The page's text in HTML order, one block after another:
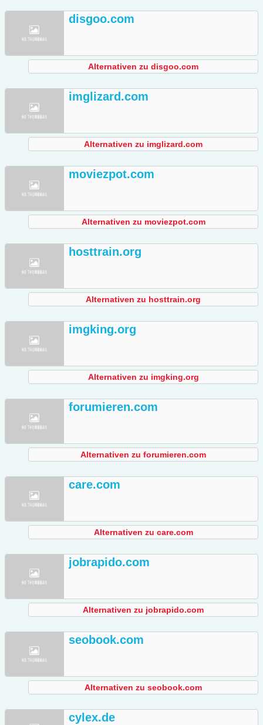
disgoo.com
Alternativen zu disgoo.com
imglizard.com
Alternativen zu imglizard.com
moviezpot.com
Alternativen zu moviezpot.com
hosttrain.org
Alternativen zu hosttrain.org
imgking.org
Alternativen zu imgking.org
forumieren.com
Alternativen zu forumieren.com
care.com
Alternativen zu care.com
jobrapido.com
Alternativen zu jobrapido.com
seobook.com
Alternativen zu seobook.com
cylex.de